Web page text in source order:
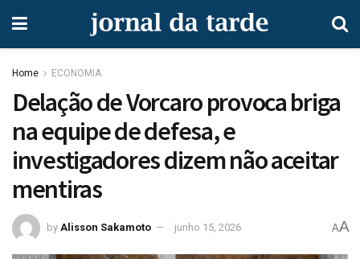
Home ECONOMIA
Delação de Vorcaro provoca briga
na equipe de defesa, e
investigadores dizem não aceitar
mentiras
by Alisson Sakamoto junho 15, 2026 AA